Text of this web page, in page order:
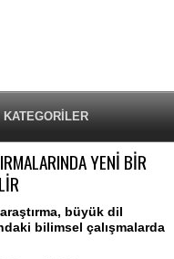
KATEGORİLER
YENİ BİR
büyük dil
bilimsel çalışmalarda